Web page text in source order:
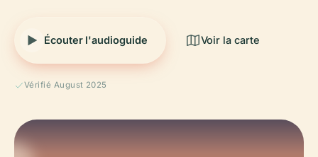
Écouter l'audioguide Voir la carte
Vérifié August 2025